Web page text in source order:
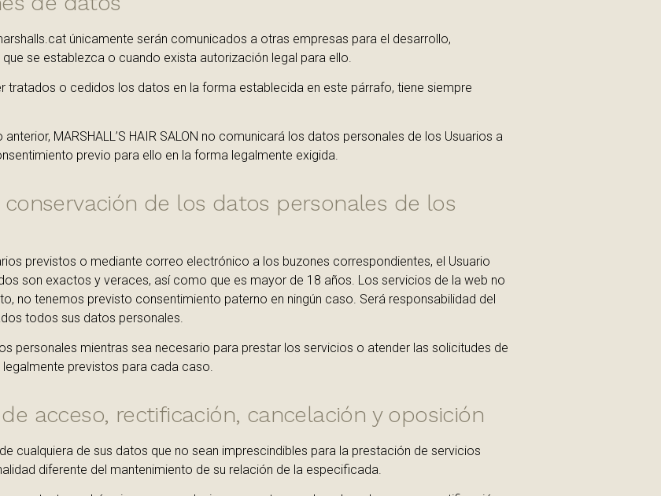
únicamente serán comunicados a otras empresas para el desarrollo,
se establezca o cuando exista autorización legal para ello.
tratados o cedidos los datos en la forma establecida en este párrafo, tiene siempre
MARSHALL’S HAIR SALON no comunicará los datos personales de los Usuarios a
previo para ello en la forma legalmente exigida.
de los datos personales de los
previstos o mediante correo electrónico a los buzones correspondientes, el Usuario
son exactos y veraces, así como que es mayor de 18 años. Los servicios de la web no
no tenemos previsto consentimiento paterno en ningún caso. Será responsabilidad del
todos sus datos personales.
personales mientras sea necesario para prestar los servicios o atender las solicitudes de
previstos para cada caso.
acceso, rectificación, cancelación y oposición
cualquiera de sus datos que no sean imprescindibles para la prestación de servicios
diferente del mantenimiento de su relación de la especificada.